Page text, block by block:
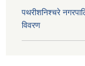
पथरीशनिश्चरे
विवरण